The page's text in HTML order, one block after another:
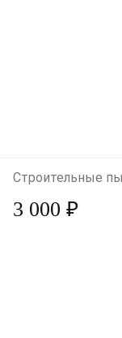
Строительные
3 000 ₽